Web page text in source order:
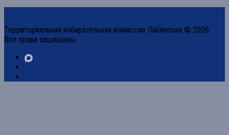
Территориальная избирательная комиссия Лабинская © 2026.
Все права защищены.